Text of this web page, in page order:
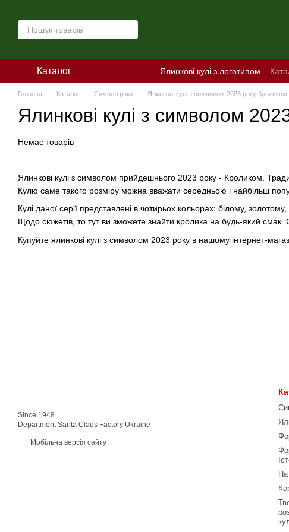
Каталог Ялинкові кулі з логотипом
Головна Каталог Символ року Ялинкові кулі з символом 2023 року Кроликом
Ялинкові кулі з символом
Немає товарів
Ялинкові кулі з символом прийдешнього 2023 року - Кроликом.
Кулю саме такого розміру можна вважати середньою і найбільш
Кулі даної серії представлені в чотирьох кольорах: білому,
Щодо сюжетів, то тут ви зможете знайти кролика на будь-який
Купуйте ялинкові кулі з символом 2023 року в нашому інтернет-
Since 1948
Department Santa Claus Factory Ukraine
Мобільна версія сайту